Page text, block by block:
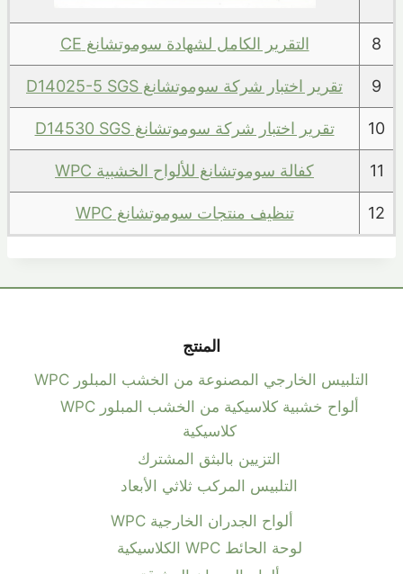
8 التقرير الكامل لشهادة سوموتشانغ CE
9 تقرير اختبار شركة سوموتشانغ D14025-5 SGS
10 تقرير اختبار شركة سوموتشانغ D14530 SGS
11 كفالة سوموتشانغ للألواح الخشبية WPC
12 تنظيف منتجات سوموتشانغ WPC
المنتج
التلبيس الخارجي المصنوعة من الخشب المبلور WPC
ألواح خشبية كلاسيكية من الخشب المبلور WPC
كلاسيكية
التزيين بالبثق المشترك
التلبيس المركب ثلاثي الأبعاد
ألواح الجدران الخارجية WPC
لوحة الحائط WPC الكلاسيكية